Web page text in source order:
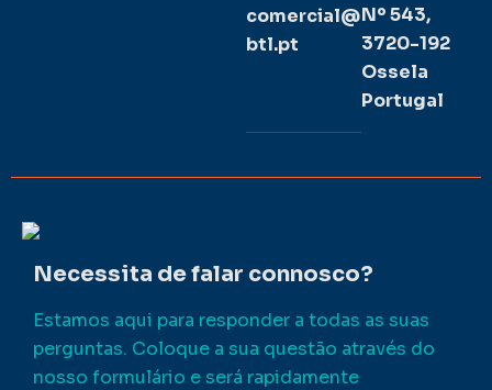
comercial@
btl.pt
Nº 543,
3720-192
Ossela
Portugal
Necessita de falar connosco?
Estamos aqui para responder a todas as suas
perguntas. Coloque a sua questão através do
nosso formulário e será rapidamente